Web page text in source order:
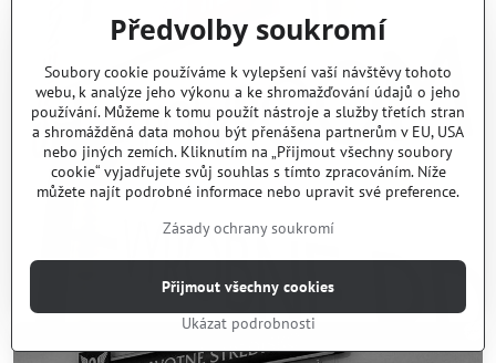
Předvolby soukromí
Soubory cookie používáme k vylepšení vaší návštěvy tohoto
webu, k analýze jeho výkonu a ke shromažďování údajů o jeho
používání. Můžeme k tomu použít nástroje a služby třetích stran
a shromážděná data mohou být přenášena partnerům v EU, USA
nebo jiných zemích. Kliknutím na „Přijmout všechny soubory
cookie“ vyjadřujete svůj souhlas s tímto zpracováním. Níže
můžete najít podrobné informace nebo upravit své preference.
Zásady ochrany soukromí
Ukázat podrobnosti
Přijmout všechny cookies